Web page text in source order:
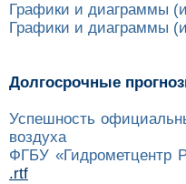
Графики и диаграммы
Графики и диаграммы
Долгосрочные
Успешность
воздуха
ФГБУ
.rtf